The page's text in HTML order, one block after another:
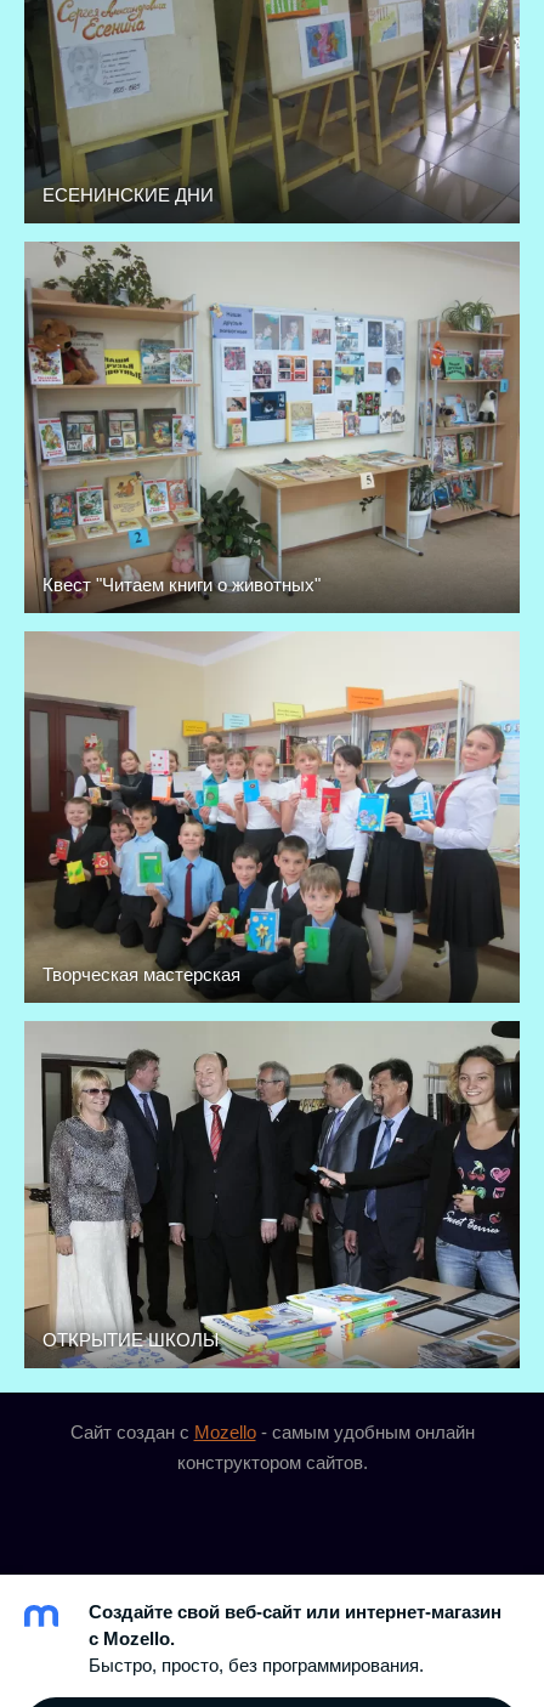
ЕСЕНИНСКИЕ ДНИ
Квест "Читаем книги о животных"
Творческая мастерская
ОТКРЫТИЕ ШКОЛЫ
Сайт создан с Mozello- самым удобным онлайн
конструктором сайтов.
Создайте свой веб-сайт или интернет-магазин
с Mozello.
Быстро, просто, без программирования.